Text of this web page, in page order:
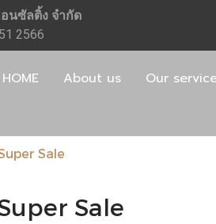
นซัลติ้ง จำกัด
2566
HOME About us Our
Sale
Sale